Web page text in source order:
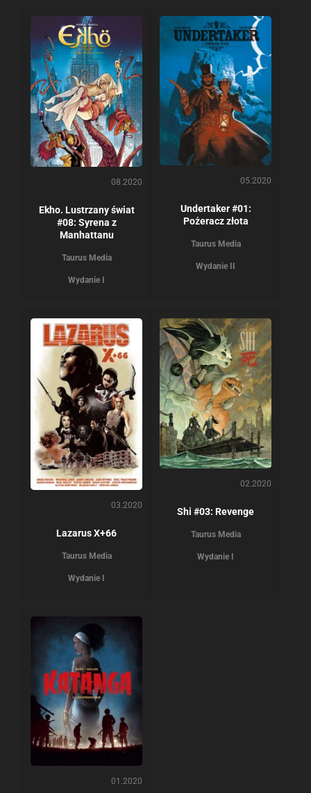
08.2020
Ekho. Lustrzany świat
#08: Syrena z
Manhattanu
Taurus Media
Wydanie I
05.2020
Undertaker #01:
Pożeracz złota
Taurus Media
Wydanie II
03.2020
Lazarus X+66
Taurus Media
Wydanie I
02.2020
Shi #03: Revenge
Taurus Media
Wydanie I
01.2020